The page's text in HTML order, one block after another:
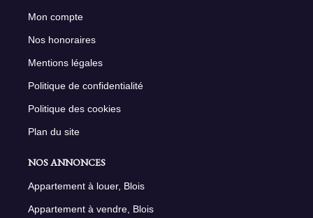
Mon compte
Nos honoraires
Mentions légales
Politique de confidentialité
Politique des cookies
Plan du site
NOS ANNONCES
Appartement à louer, Blois
Appartement à vendre, Blois